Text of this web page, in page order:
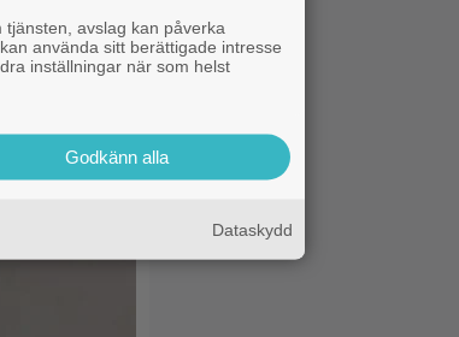
avslag kan påverka
använda sitt berättigade intresse
inställningar när som helst
Godkänn alla
Dataskydd